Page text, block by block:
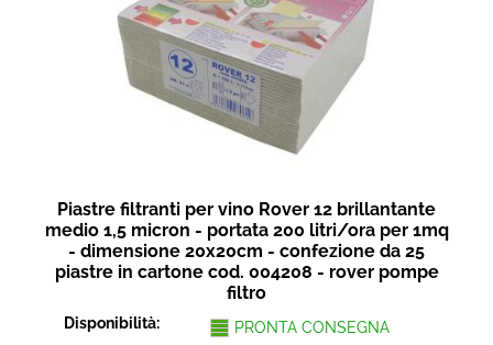
Piastre filtranti per vino Rover 12 brillantante
medio 1,5 micron - portata 200 litri/ora per 1mq
- dimensione 20x20cm - confezione da 25
piastre in cartone cod. 004208 - rover pompe
filtro
Disponibilità:
PRONTA CONSEGNA